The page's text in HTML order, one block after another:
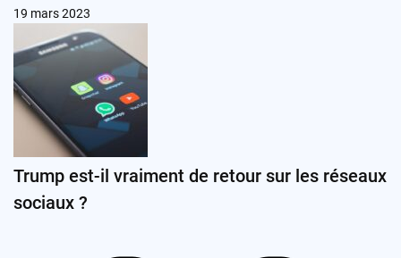
19 mars 2023
Trump est-il vraiment de retour sur les réseaux
sociaux ?